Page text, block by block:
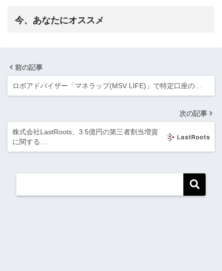
今、あなたにオススメ
前の記事
ロボアドバイザー「マネラップ(MSV LIFE)」で特定口座の…
次の記事
株式会社LastRoots、3.5億円の第三者割当増資
に関する…